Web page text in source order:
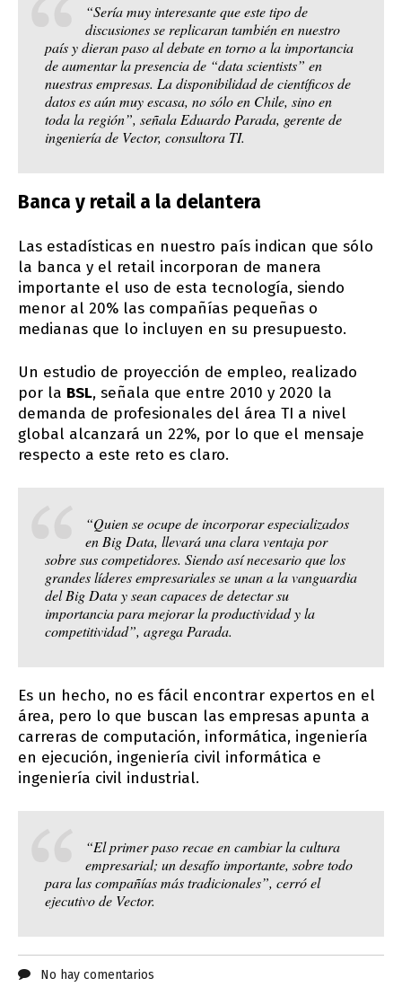
“Sería muy interesante que este tipo de
discusiones se replicaran también en nuestro
país y dieran paso al debate en torno a la importancia
de aumentar la presencia de “data scientists” en
nuestras empresas. La disponibilidad de científicos de
datos es aún muy escasa, no sólo en Chile, sino en
toda la región”, señala Eduardo Parada, gerente de
ingeniería de Vector, consultora TI.
Banca y retail a la delantera
Las estadísticas en nuestro país indican que sólo
la banca y el retail incorporan de manera
importante el uso de esta tecnología, siendo
menor al 20% las compañías pequeñas o
medianas que lo incluyen en su presupuesto.
Un estudio de proyección de empleo, realizado
por la BSL, señala que entre 2010 y 2020 la
demanda de profesionales del área TI a nivel
global alcanzará un 22%, por lo que el mensaje
respecto a este reto es claro.
“Quien se ocupe de incorporar especializados
en Big Data, llevará una clara ventaja por
sobre sus competidores. Siendo así necesario que los
grandes líderes empresariales se unan a la vanguardia
del Big Data y sean capaces de detectar su
importancia para mejorar la productividad y la
competitividad”, agrega Parada.
Es un hecho, no es fácil encontrar expertos en el
área, pero lo que buscan las empresas apunta a
carreras de computación, informática, ingeniería
en ejecución, ingeniería civil informática e
ingeniería civil industrial.
“El primer paso recae en cambiar la cultura
empresarial; un desafío importante, sobre todo
para las compañías más tradicionales”, cerró el
ejecutivo de Vector.
No hay comentarios